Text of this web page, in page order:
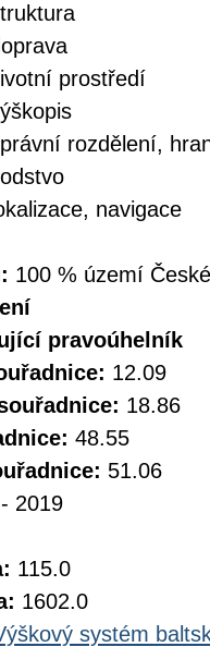
prostředí
rozdělení,
navigace
100 % území
pravoúhelník
12.09
18.86
48.55
51.06
2019
115.0
1602.0
systém